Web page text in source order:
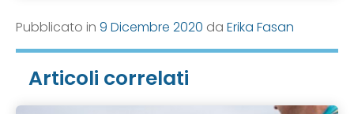
Pubblicato in 9 Dicembre 2020 da Erika Fasan
Articoli correlati